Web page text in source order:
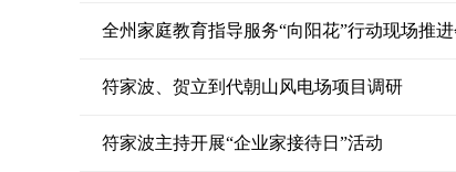
全州家庭教育指导服务“向阳花”行动现场推
符家波、贺立到代朝山风电场项目调研
符家波主持开展“企业家接待日”活动